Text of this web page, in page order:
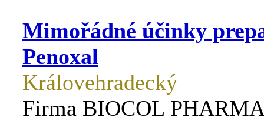
Mimořádné účinky
Penoxal
Královehradecký
Firma BIOCOL